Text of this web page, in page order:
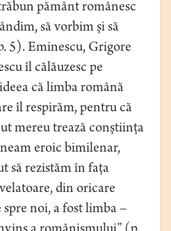
pământ românesc
să vorbim şi să
5). Eminescu, Grigore
îl călăuzesc pe
că limba română
îl respirăm, pentru că
mereu trează conştiinţa
eroic bimilenar,
să rezistăm în faţa
din oricare
noi, a fost limba –